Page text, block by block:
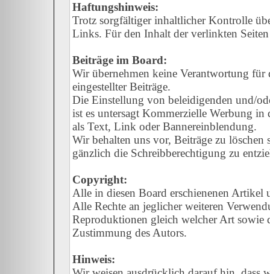
Haftungshinweis:
Trotz sorgfältiger inhaltlicher Kontrolle
Links. Für den Inhalt der verlinkten
Beiträge im Board:
Wir übernehmen keine Verantwortung
eingestellter Beiträge.
Die Einstellung von beleidigenden und/
ist es untersagt Kommerzielle Werbung
als Text, Link oder Bannereinblendung.
Wir behalten uns vor, Beiträge zu
gänzlich die Schreibberechtigung zu
Copyright:
Alle in diesen Board erschienenen
Alle Rechte an jeglicher weiteren
Reproduktionen gleich welcher Art sowie
Zustimmung des Autors.
Hinweis: